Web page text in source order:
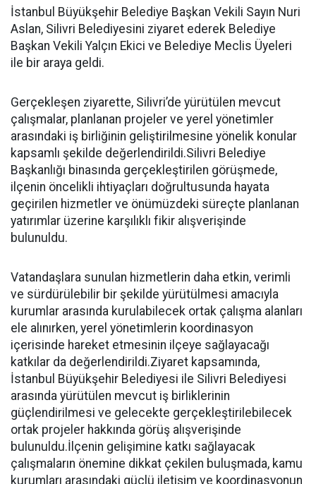
İstanbul Büyükşehir Belediye Başkan Vekili Sayın Nuri
Aslan, Silivri Belediyesini ziyaret ederek Belediye
Başkan Vekili Yalçın Ekici ve Belediye Meclis Üyeleri
ile bir araya geldi.
Gerçekleşen ziyarette, Silivri’de yürütülen mevcut
çalışmalar, planlanan projeler ve yerel yönetimler
arasındaki iş birliğinin geliştirilmesine yönelik konular
kapsamlı şekilde değerlendirildi.Silivri Belediye
Başkanlığı binasında gerçekleştirilen görüşmede,
ilçenin öncelikli ihtiyaçları doğrultusunda hayata
geçirilen hizmetler ve önümüzdeki süreçte planlanan
yatırımlar üzerine karşılıklı fikir alışverişinde
bulunuldu.
Vatandaşlara sunulan hizmetlerin daha etkin, verimli
ve sürdürülebilir bir şekilde yürütülmesi amacıyla
kurumlar arasında kurulabilecek ortak çalışma alanları
ele alınırken, yerel yönetimlerin koordinasyon
içerisinde hareket etmesinin ilçeye sağlayacağı
katkılar da değerlendirildi.Ziyaret kapsamında,
İstanbul Büyükşehir Belediyesi ile Silivri Belediyesi
arasında yürütülen mevcut iş birliklerinin
güçlendirilmesi ve gelecekte gerçekleştirilebilecek
ortak projeler hakkında görüş alışverişinde
bulunuldu.İlçenin gelişimine katkı sağlayacak
çalışmaların önemine dikkat çekilen buluşmada, kamu
kurumları arasındaki güçlü iletişim ve koordinasyonun